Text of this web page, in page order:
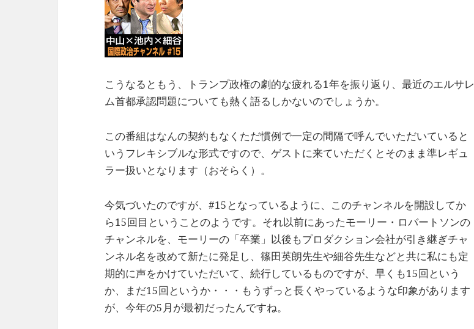
こうなるともう、トランプ政権の劇的な疲れる1年を振り返り、最近のエルサレ
ム首都承認問題についても熱く語るしかないのでしょうか。
この番組はなんの契約もなくただ慣例で一定の間隔で呼んでいただいていると
いうフレキシブルな形式ですので、ゲストに来ていただくとそのまま準レギュ
ラー扱いとなります（おそらく）。
今気づいたのですが、#15となっているように、このチャンネルを開設してか
ら15回目ということのようです。それ以前にあったモーリー・ロバートソンの
チャンネルを、モーリーの「卒業」以後もプロダクション会社が引き継ぎチャ
ンネル名を改めて新たに発足し、篠田英朗先生や細谷先生などと共に私にも定
期的に声をかけていただいて、続行しているものですが、早くも15回という
か、まだ15回というか・・・もうずっと長くやっているような印象があります
が、今年の5月が最初だったんですね。